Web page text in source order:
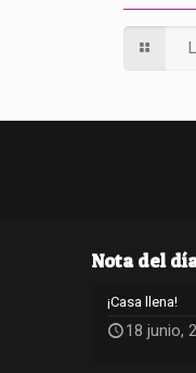
Nota del
¡Casa llena!
18 junio,